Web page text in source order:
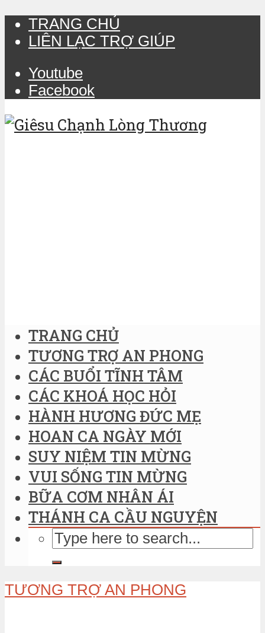
TRANG CHỦ
LIÊN LẠC TRỢ GIÚP
Youtube
Facebook
TRANG CHỦ
TƯƠNG TRỢ AN PHONG
CÁC BUỔI TĨNH TÂM
CÁC KHOÁ HỌC HỎI
HÀNH HƯƠNG ĐỨC MẸ
HOAN CA NGÀY MỚI
SUY NIỆM TIN MỪNG
VUI SỐNG TIN MỪNG
BỮA CƠM NHÂN ÁI
THÁNH CA CẦU NGUYỆN
TƯƠNG TRỢ AN PHONG